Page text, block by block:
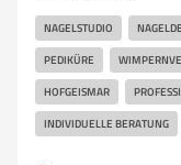
NAGELSTUDIO
PEDIKÜRE
HOFGEISMAR
INDIVIDUELLE BERATUNG